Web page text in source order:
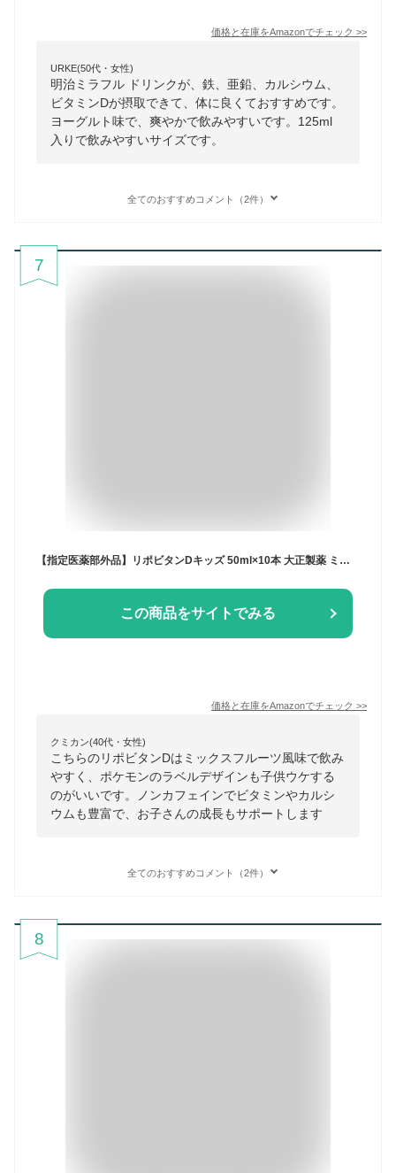
価格と在庫をAmazonでチェック >>
URKE(50代・女性)
明治ミラフル ドリンクが、鉄、亜鉛、カルシウム、
ビタミンDが摂取できて、体に良くておすすめです。
ヨーグルト味で、爽やかで飲みやすいです。125ml
入りで飲みやすいサイズです。
全てのおすすめコメント（2件）
7
【指定医薬部外品】リポビタンDキッズ 50ml×10本 大正製薬 ミックスフルーツ風味 ビタミン・カルシウム・タウリン配合
この商品をサイトでみる
価格と在庫をAmazonでチェック >>
クミカン(40代・女性)
こちらのリポビタンDはミックスフルーツ風味で飲み
やすく、ポケモンのラベルデザインも子供ウケする
のがいいです。ノンカフェインでビタミンやカルシ
ウムも豊富で、お子さんの成長もサポートします
全てのおすすめコメント（2件）
8